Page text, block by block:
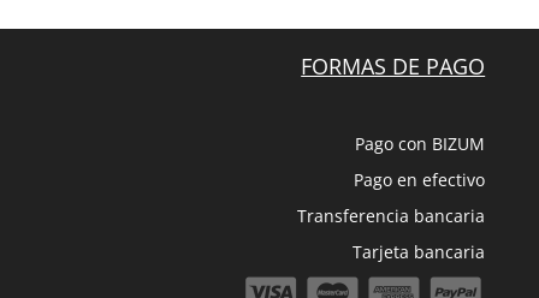
FORMAS DE PAGO
Pago con BIZUM
Pago en efectivo
Transferencia bancaria
Tarjeta bancaria